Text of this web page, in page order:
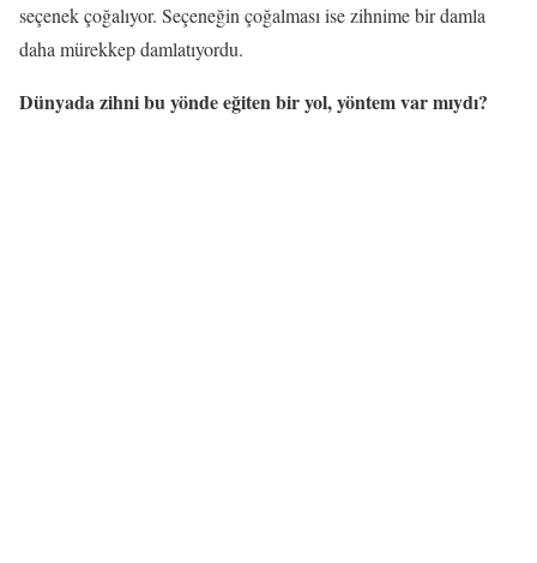
seçenek çoğalıyor. Seçeneğin çoğalması ise zihnime bir damla
daha mürekkep damlatıyordu.
Dünyada zihni bu yönde eğiten bir yol, yöntem var mıydı?